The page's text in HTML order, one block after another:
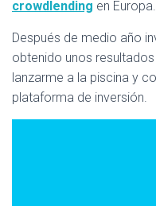
crowdlending en Europa.
Después de medio año
obtenido unos
lanzarme a la piscina y
plataforma de inversión.